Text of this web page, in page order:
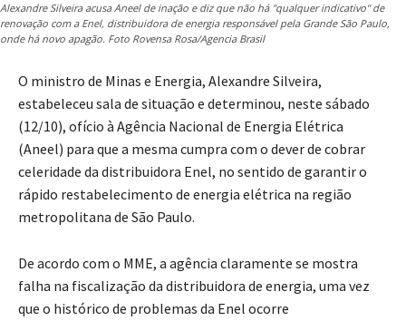
Alexandre Silveira acusa Aneel de inação e diz que não há "qualquer indicativo" de
renovação com a Enel, distribuidora de energia responsável pela Grande São Paulo,
onde há novo apagão. Foto Rovensa Rosa/Agencia Brasil
O ministro de Minas e Energia, Alexandre Silveira,
estabeleceu sala de situação e determinou, neste sábado
(12/10), ofício à Agência Nacional de Energia Elétrica
(Aneel) para que a mesma cumpra com o dever de cobrar
celeridade da distribuidora Enel, no sentido de garantir o
rápido restabelecimento de energia elétrica na região
metropolitana de São Paulo.
De acordo com o MME, a agência claramente se mostra
falha na fiscalização da distribuidora de energia, uma vez
que o histórico de problemas da Enel ocorre